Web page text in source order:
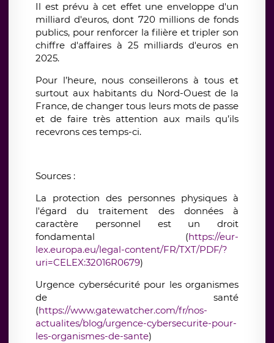
Il est prévu à cet effet une enveloppe d'un
milliard d'euros, dont 720 millions de fonds
publics, pour renforcer la filière et tripler son
chiffre d'affaires à 25 milliards d'euros en
2025.
Pour l’heure, nous conseillerons à tous et
surtout aux habitants du Nord-Ouest de la
France, de changer tous leurs mots de passe
et de faire très attention aux mails qu’ils
recevrons ces temps-ci.
Sources :
La protection des personnes physiques à
l'égard du traitement des données à
caractère personnel est un droit
fondamental (https://eur-
lex.europa.eu/legal-content/FR/TXT/PDF/?
uri=CELEX:32016R0679)
Urgence cybersécurité pour les organismes
de santé
(https://www.gatewatcher.com/fr/nos-
actualites/blog/urgence-cybersecurite-pour-
les-organismes-de-sante)